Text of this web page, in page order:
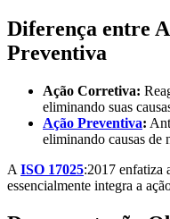
Diferença entre
Preventiva
Ação Corretiva:
eliminando suas
Ação Preventiva:
eliminando causas de
A ISO 17025:2017 enfatiza
essencialmente integra a